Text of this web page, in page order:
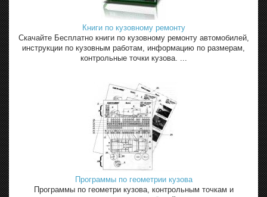
Книги по кузовному ремонту
Скачайте Бесплатно книги по кузовному ремонту автомобилей,
инструкции по кузовным работам, информацию по размерам,
контрольные точки кузова. ...
Программы по геометрии кузова
Программы по геометри кузова, контрольным точкам и